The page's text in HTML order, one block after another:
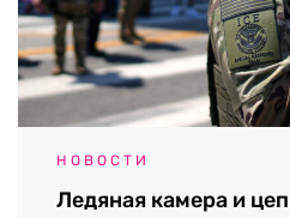
НОВОСТИ
Ледяная камера и